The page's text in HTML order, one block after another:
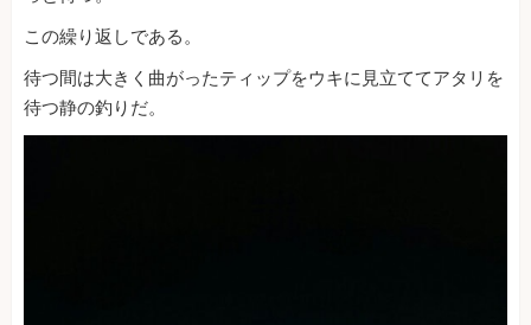
この繰り返しである。
待つ間は大きく曲がったティップをウキに見立ててアタリを
待つ静の釣りだ。